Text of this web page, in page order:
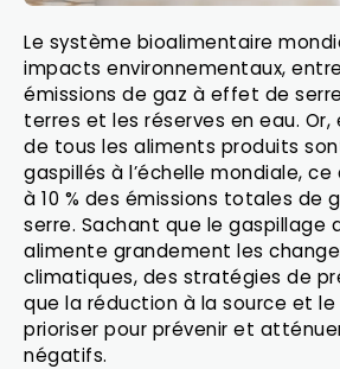
Le système bioalimentaire
impacts environnementaux,
émissions de gaz à effet de
terres et les réserves en eau. Or,
de tous les aliments produits
gaspillés à l’échelle mondiale,
à 10 % des émissions totales de
serre. Sachant que le gaspillage
alimente grandement les
climatiques, des stratégies de
que la réduction à la source et
prioriser pour prévenir et
négatifs.